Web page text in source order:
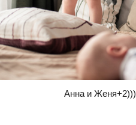
Анна и Женя+2)))